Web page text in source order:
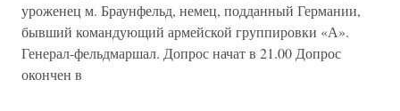
уроженец м. Браунфельд, немец, подданный Германии,
бывший командующий армейской группировки «А».
Генерал-фельдмаршал. Допрос начат в 21.00 Допрос
окончен в